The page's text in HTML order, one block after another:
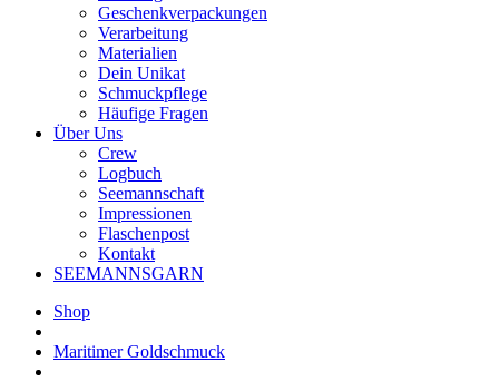
Geschenkverpackungen
Verarbeitung
Materialien
Dein Unikat
Schmuckpflege
Häufige Fragen
Über Uns
Crew
Logbuch
Seemannschaft
Impressionen
Flaschenpost
Kontakt
SEEMANNSGARN
Shop
Maritimer Goldschmuck